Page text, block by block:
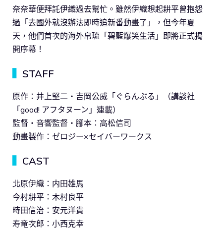
奈奈華便拜託伊織過去幫忙。雖然伊織想起耕平曾抱怨
過「去國外就沒辦法即時追新番動畫了」，但今年夏
天，他們首次的海外帛琉「碧藍爆笑生活」即將正式揭
開序幕！
STAFF
原作：井上堅二・吉岡公威「ぐらんぶる」（講談社
「good! アフタヌーン」連載）
監督・音響監督・腳本：高松信司
動畫製作：ゼロジー×セイバーワークス
CAST
北原伊織：内田雄馬
今村耕平：木村良平
時田信治：安元洋貴
寿竜次郎：小西克幸